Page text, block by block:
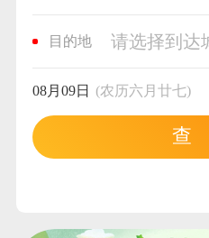
目的地 请选择到达
08月09日 (农历六月廿七)
查